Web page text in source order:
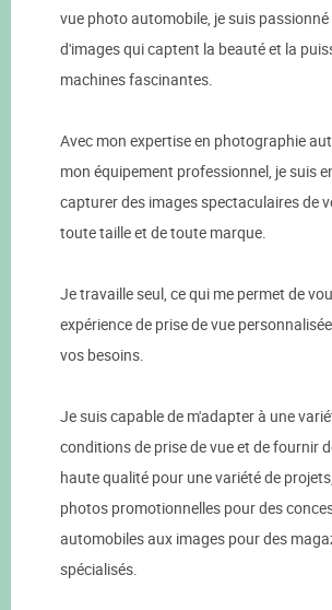
vue photo automobile, je suis
d'images qui captent la beauté et la
machines fascinantes.
Avec mon expertise en photographie
mon équipement professionnel, je suis
capturer des images spectaculaires de
toute taille et de toute marque.
Je travaille seul, ce qui me permet de
expérience de prise de vue
vos besoins.
Je suis capable de m'adapter à une
conditions de prise de vue et de fournir
haute qualité pour une variété de
photos promotionnelles pour des
automobiles aux images pour des
spécialisés.